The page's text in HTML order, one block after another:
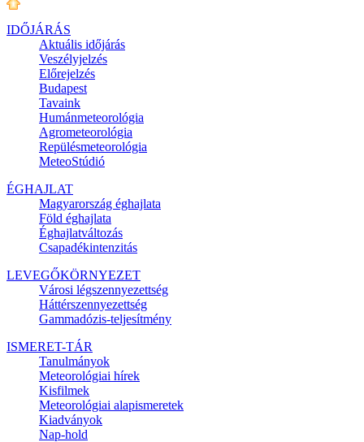
IDŐJÁRÁS
Aktuális időjárás
Veszélyjelzés
Előrejelzés
Budapest
Tavaink
Humánmeteorológia
Agrometeorológia
Repülésmeteorológia
MeteoStúdió
ÉGHAJLAT
Magyarország éghajlata
Föld éghajlata
Éghajlatváltozás
Csapadékintenzitás
LEVEGŐKÖRNYEZET
Városi légszennyezettség
Háttérszennyezettség
Gammadózis-teljesítmény
ISMERET-TÁR
Tanulmányok
Meteorológiai hírek
Kisfilmek
Meteorológiai alapismeretek
Kiadványok
Nap-hold